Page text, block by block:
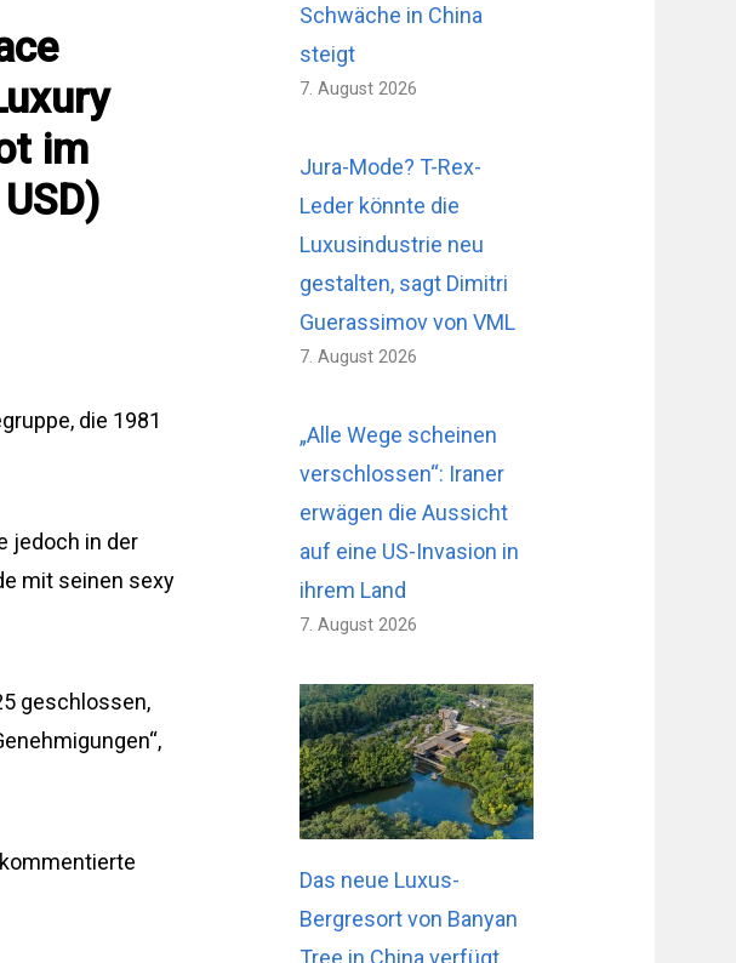
im
die 1981
jedoch in der
mit seinen sexy
geschlossen,
Schwäche in China
steigt
7. August 2026
Jura-Mode? T-Rex-
Leder könnte die
Luxusindustrie neu
gestalten, sagt Dimitri
Guerassimov von VML
7. August 2026
„Alle Wege scheinen
verschlossen“: Iraner
erwägen die Aussicht
auf eine US-Invasion in
ihrem Land
7. August 2026
Das neue Luxus-
Bergresort von Banyan
Tree in China verfügt